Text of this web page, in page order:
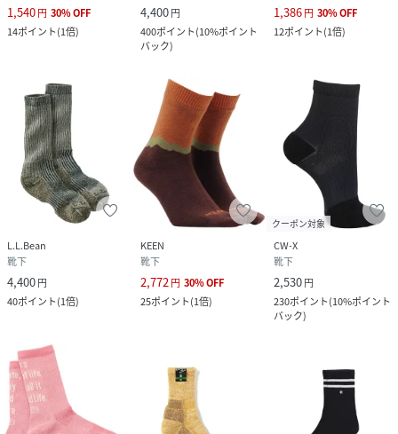
1,540円 30%OFF
14ポイント(1倍)
4,400円
400ポイント(10%ポイント
バック)
1,386円 30%OFF
12ポイント(1倍)
L.L.Bean
靴下
4,400円
40ポイント(1倍)
KEEN
靴下
2,772円 30%OFF
25ポイント(1倍)
クーポン対象
CW-X
靴下
2,530円
230ポイント(10%ポイント
バック)